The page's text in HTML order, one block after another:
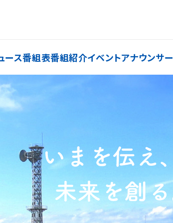
ース番組表番組紹介イベントアナウンサー